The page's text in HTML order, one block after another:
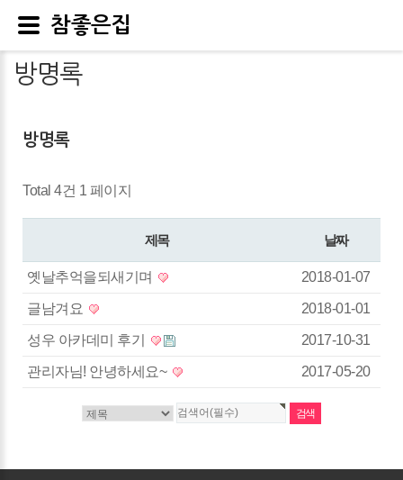
방명록
방명록
Total 4건 1 페이지
제목 날짜
옛날추억을되새기며 2018-01-07
글남겨요 2018-01-01
성우 아카데미 후기 2017-10-31
관리자님! 안녕하세요~ 2017-05-20
참좋은집